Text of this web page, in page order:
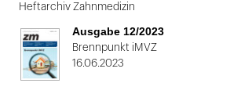
Heftarchiv Zahnmedizin
Ausgabe 12/2023
Brennpunkt iMVZ
16.06.2023